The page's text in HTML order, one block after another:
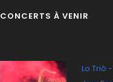
CONCERTS À VENIR
Lo Triò